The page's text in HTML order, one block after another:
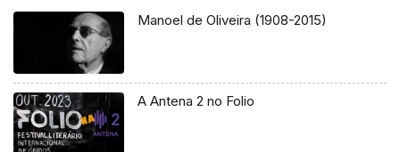
Manoel de Oliveira (1908-2015)
A Antena 2 no Folio